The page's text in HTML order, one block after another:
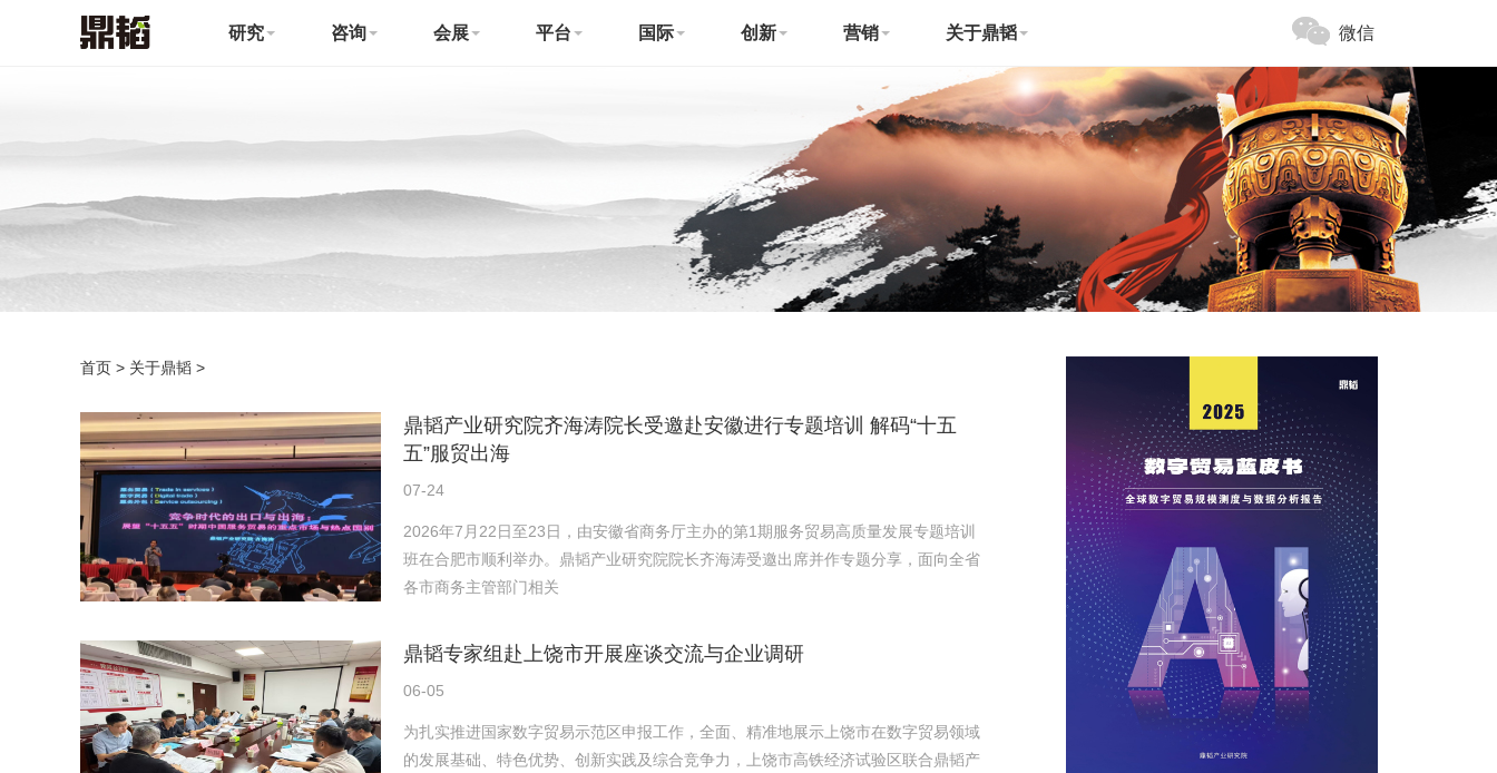
研究 咨询 会展 平台 国际 创新 营销 关于鼎韬 微信
首页 > 关于鼎韬 >
鼎韬产业研究院齐海涛院长受邀赴安徽进行专题培训 解码“十五
五”服贸出海
07-24
2026年7月22日至23日，由安徽省商务厅主办的第1期服务贸易高质量发展专题培训
班在合肥市顺利举办。鼎韬产业研究院院长齐海涛受邀出席并作专题分享，面向全省
各市商务主管部门相关
鼎韬专家组赴上饶市开展座谈交流与企业调研
06-05
为扎实推进国家数字贸易示范区申报工作，全面、精准地展示上饶市在数字贸易领域
的发展基础、特色优势、创新实践及综合竞争力，上饶市高铁经济试验区联合鼎韬产